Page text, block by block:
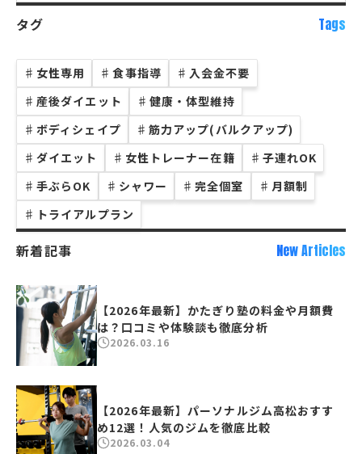
タグ Tags
♯ 女性専用 ♯ 食事指導 ♯ 入会金不要
♯ 産後ダイエット ♯ 健康・体型維持
♯ ボディシェイプ ♯ 筋力アップ(バルクアップ)
♯ ダイエット ♯ 女性トレーナー在籍 ♯ 子連れOK
♯ 手ぶらOK ♯ シャワー ♯ 完全個室 ♯ 月額制
♯ トライアルプラン
新着記事 New Articles
【2026年最新】かたぎり塾の料金や月額費
は？口コミや体験談も徹底分析
2026.03.16
【2026年最新】パーソナルジム高松おすす
め12選！人気のジムを徹底比較
2026.03.04